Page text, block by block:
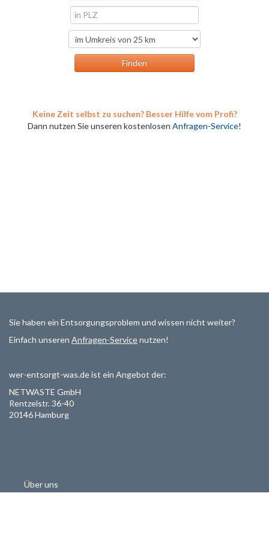
Keine Zeit selbst zu suchen? Besser Hilfe vom Profi?
Dann nutzen Sie unseren kostenlosen Anfragen-Service!
Sie haben ein Entsorgungsproblem und wissen nicht weiter?
Einfach unseren Anfragen-Servicenutzen!
wer-entsorgt-was.de ist ein Angebot der:
NETWASTE GmbH
Rentzelstr. 36-40
20146 Hamburg
Über uns